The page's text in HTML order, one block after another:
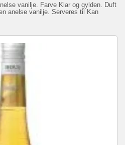
vanilje. Farve Klar og gylden. Duft
anelse vanilje. Serveres til Kan